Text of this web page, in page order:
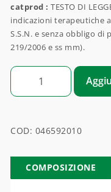
catprod :TESTO DI
indicazioni terapeutiche
S.S.N. e senza obbligo di
219/2006 e ss mm).
VALERIANA
COD: 046592010
COMPOSIZIONE